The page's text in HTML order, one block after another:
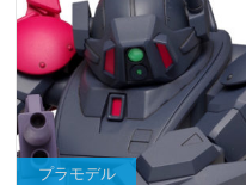
プラモデル